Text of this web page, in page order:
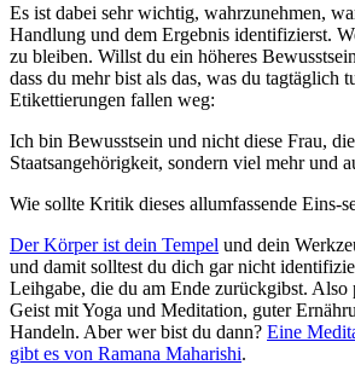
Es ist dabei sehr wichtig, wahrzunehmen,
Handlung und dem Ergebnis identifizierst.
zu bleiben. Willst du ein höheres
dass du mehr bist als das, was du tagtäglich
Etikettierungen fallen weg:
Ich bin Bewusstsein und nicht diese Frau,
Staatsangehörigkeit, sondern viel mehr und
Wie sollte Kritik dieses allumfassende Eins-
Der Körper ist dein Tempel und dein
und damit solltest du dich gar nicht
Leihgabe, die du am Ende zurückgibst.
Geist mit Yoga und Meditation, guter
Handeln. Aber wer bist du dann? Eine
gibt es von Ramana Maharishi.